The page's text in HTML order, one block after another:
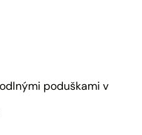
poduškami v